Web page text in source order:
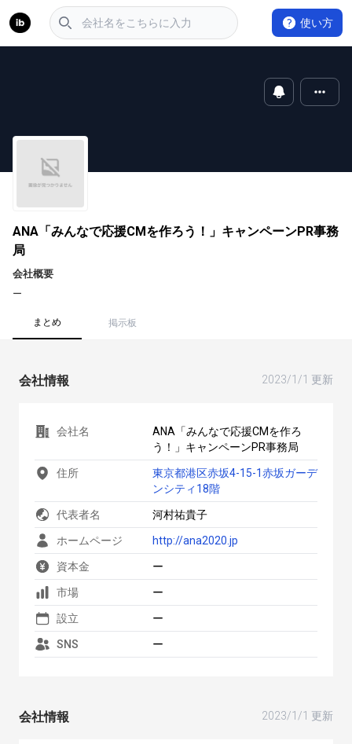
使い方
ANA「みんなで応援CMを作ろう！」キャンペーンPR事務
局
会社概要
ー
まとめ 掲示板
会社情報 2023/1/1 更新
会社名
ANA「みんなで応援CMを作ろ
う！」キャンペーンPR事務局
住所
東京都港区赤坂4-15-1赤坂ガーデ
ンシティ18階
代表者名 河村祐貴子
ホームページ http://ana2020.jp
資本金 ー
市場 ー
設立 ー
SNS ー
会社情報 2023/1/1 更新